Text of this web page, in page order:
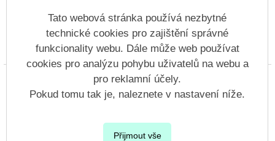
Prohlášení o přístupnosti Mapa webu Cookies
Copyright © 2022 - 2023 ZŠ Nový Bor, Generála Svobody &
Vitalex Group- Tvorba školních webů
| Na redakčním systému
Tato webová stránka používá nezbytné
technické cookies pro zajištění správné
funkcionality webu. Dále může web používat
cookies pro analýzu pohybu uživatelů na webu a
pro reklamní účely.
Pokud tomu tak je, naleznete v nastavení níže.
Přijmout vše